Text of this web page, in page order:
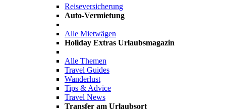
Reiseversicherung
Auto-Vermietung
Alle Mietwägen
Holiday Extras Urlaubsmagazin
Alle Themen
Travel Guides
Wanderlust
Tips & Advice
Travel News
Transfer am Urlaubsort